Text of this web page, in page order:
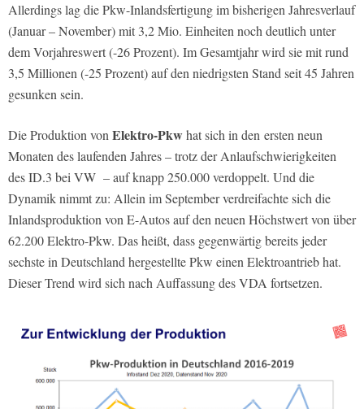
Allerdings lag die Pkw-Inlandsfertigung im bisherigen Jahresverlauf
(Januar – November) mit 3,2 Mio. Einheiten noch deutlich unter
dem Vorjahreswert (-26 Prozent). Im Gesamtjahr wird sie mit rund
3,5 Millionen (-25 Prozent) auf den niedrigsten Stand seit 45 Jahren
gesunken sein.
Die Produktion vonElektro-Pkwhat sich in den ersten neun
Monaten des laufenden Jahres – trotz der Anlaufschwierigkeiten
des ID.3 bei VW – auf knapp 250.000 verdoppelt. Und die
Dynamik nimmt zu: Allein im September verdreifachte sich die
Inlandsproduktion von E-Autos auf den neuen Höchstwert von über
62.200 Elektro-Pkw. Das heißt, dass gegenwärtig bereits jeder
sechste in Deutschland hergestellte Pkw einen Elektroantrieb hat.
Dieser Trend wird sich nach Auffassung des VDA fortsetzen.